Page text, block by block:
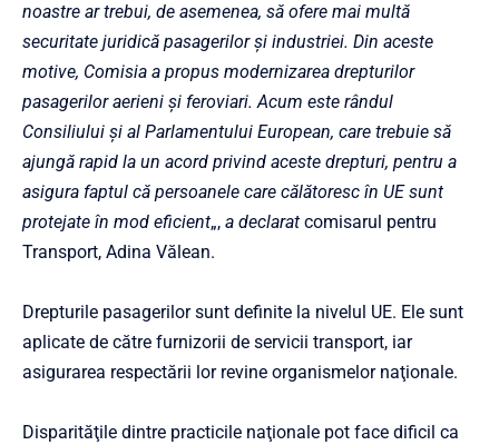
noastre ar trebui, de asemenea, să ofere mai multă
securitate juridică pasagerilor şi industriei. Din aceste
motive, Comisia a propus modernizarea drepturilor
pasagerilor aerieni şi feroviari. Acum este rândul
Consiliului şi al Parlamentului European, care trebuie să
ajungă rapid la un acord privind aceste drepturi, pentru a
asigura faptul că persoanele care călătoresc în UE sunt
protejate în mod eficient„, a declarat comisarul pentru
Transport, Adina Vălean.
Drepturile pasagerilor sunt definite la nivelul UE. Ele sunt
aplicate de către furnizorii de servicii transport, iar
asigurarea respectării lor revine organismelor naţionale.
Disparităţile dintre practicile naţionale pot face dificil ca